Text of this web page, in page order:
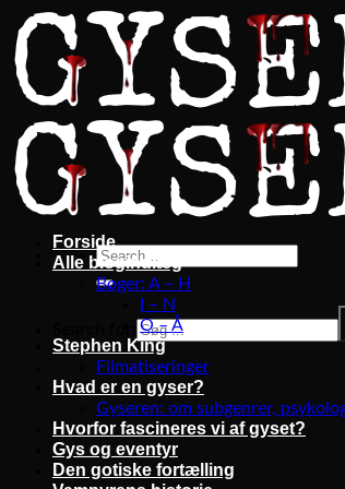
Fortsæt
til
indhold
Forside
Alle blogindlæg
Bøger: A – H
I – N
O – Å
Stephen King
Filmatiseringer
Hvad er en gyser?
Gyseren: om subgenrer,
Hvorfor fascineres vi af gyset?
Gys og eventyr
Den gotiske fortælling